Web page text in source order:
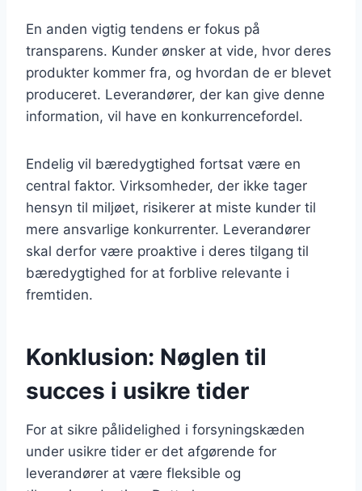
En anden vigtig tendens er fokus på
transparens. Kunder ønsker at vide, hvor deres
produkter kommer fra, og hvordan de er blevet
produceret. Leverandører, der kan give denne
information, vil have en konkurrencefordel.
Endelig vil bæredygtighed fortsat være en
central faktor. Virksomheder, der ikke tager
hensyn til miljøet, risikerer at miste kunder til
mere ansvarlige konkurrenter. Leverandører
skal derfor være proaktive i deres tilgang til
bæredygtighed for at forblive relevante i
fremtiden.
Konklusion: Nøglen til
succes i usikre tider
For at sikre pålidelighed i forsyningskæden
under usikre tider er det afgørende for
leverandører at være fleksible og